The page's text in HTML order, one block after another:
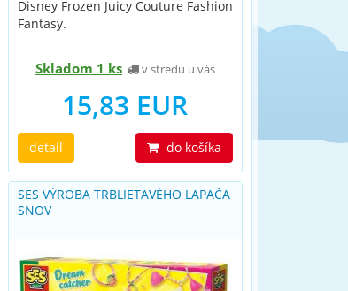
Disney Frozen Juicy Couture Fashion
Fantasy.
Skladom 1 ks v stredu u vás
15,83 EUR
detail do košíka
SES VÝROBA TRBLIETAVÉHO LAPAČA
SNOV